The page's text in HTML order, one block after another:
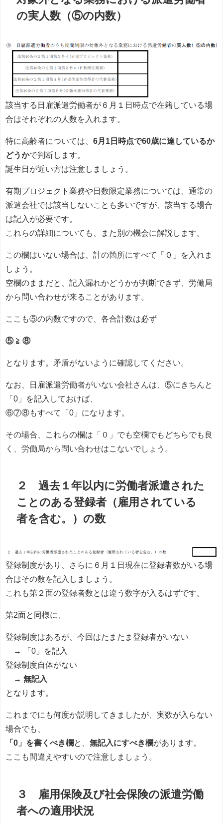
の実人数（⑤の内数）
該当する日雇派遣労働者が６月１日時点で在籍している場
合はそれぞれの人数を入れます。
特に高齢者については、 6月1日時点で60歳に達しているか
どうかで判断します。
誕生日が近い方は注意しましょう。
有期プロジェクト業務や日数限定業務については、通常の
派遣会社では該当しないことも多いですが、該当する場合
は記入が必要です。
これらの詳細についても、また別の機会に解説します。
この欄はいない場合は、計の箇所にすべて「０」を入れま
しょう。
空欄のままだと、記入漏れかどうかが判断できず、労働局
から問い合わせが来ることがあります。
ここも⑤の内数ですので、各合計数は必ず
⑤ ≧ ⑧
となります。矛盾がないように確認してください。
なお、日雇派遣労働者がいない会社さんは、⑤にきちんと
「0」を記入しておけば、
⑥⑦⑧もすべて「0」になります。
その場合、これらの欄は「０」でも空欄でもどちらでも良
く、労働局から問い合わせはこないでしょう。
２ 過去１年以内に労働者派遣された
ことのある登録者（雇用されている
者を含む。）の数
登録制度があり、さらに６月１日現在に登録者数がいる場
合はその数を記入しましょう。
これも第２面の登録者数とは違う数字が入るはずです。
第2面と同様に、
登録制度はあるが、今回はたまたま登録者がいない
→ 「0」を記入
登録制度自体がない
→ 無記入
となります。
これまでにも何度か説明してきましたが、実数が入らない
場合でも、
「0」を書くべき欄 と、 無記入にすべき欄があります。
ここも間違えやすいので注意しましょう。
３ 雇用保険及び社会保険の派遣労働
者への適用状況